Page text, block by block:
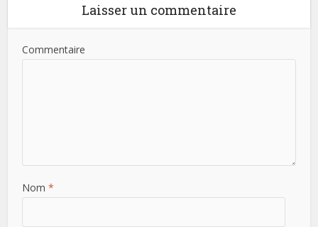
Laisser un commentaire
Commentaire
Nom *